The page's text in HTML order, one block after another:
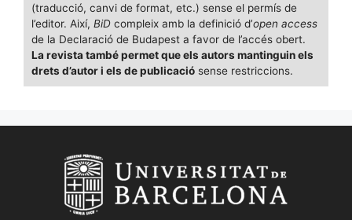
(traducció, canvi de format, etc.) sense el permís de
l’editor. Així, BiD compleix amb la definició d’open access
de la Declaració de Budapest a favor de l’accés obert.
La revista també permet que els autors mantinguin els
drets d’autor i els de publicació sense restriccions.